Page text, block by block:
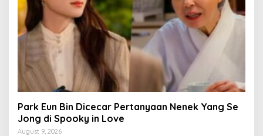
Park Eun Bin Dicecar Pertanyaan Nenek Yang Se
Jong di Spooky in Love
August 9, 2026